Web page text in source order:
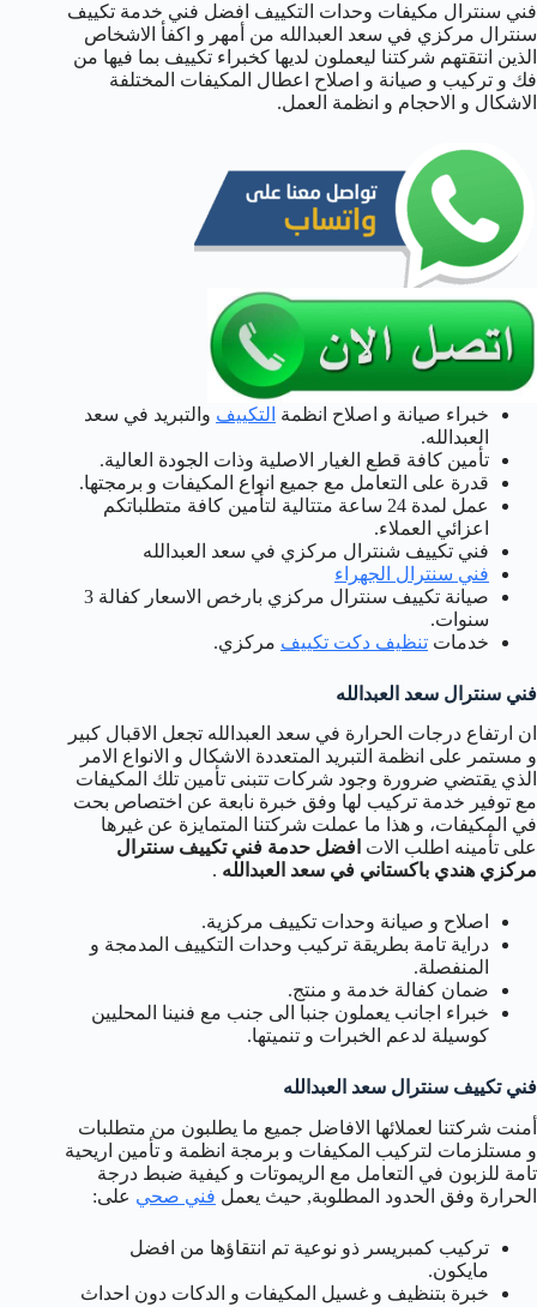
فني سنترال مكيفات وحدات التكييف افضل فني خدمة تكييف
سنترال مركزي في سعد العبدالله من أمهر و اكفأ الاشخاص
الذين انتقتهم شركتنا ليعملون لديها كخبراء تكييف بما فيها من
فك و تركيب و صيانة و اصلاح اعطال المكيفات المختلفة
الاشكال و الاحجام و انظمة العمل.
خبراء صيانة و اصلاح انظمة التكييف والتبريد في سعد
العبدالله.
تأمين كافة قطع الغيار الاصلية وذات الجودة العالية.
قدرة على التعامل مع جميع انواع المكيفات و برمجتها.
عمل لمدة 24 ساعة متتالية لتأمين كافة متطلباتكم
اعزائي العملاء.
فني تكييف شنترال مركزي في سعد العبدالله
فني سنترال الجهراء
صيانة تكييف سنترال مركزي بارخص الاسعار كفالة 3
سنوات.
خدمات تنظيف دكت تكييف مركزي.
فني سنترال سعد العبدالله
ان ارتفاع درجات الحرارة في سعد العبدالله تجعل الاقبال كبير
و مستمر على انظمة التبريد المتعددة الاشكال و الانواع الامر
الذي يقتضي ضرورة وجود شركات تتبنى تأمين تلك المكيفات
مع توفير خدمة تركيب لها وفق خبرة نابعة عن اختصاص بحت
في المكيفات، و هذا ما عملت شركتنا المتمايزة عن غيرها
على تأمينه اطلب الات افضل حدمة فني تكييف سنترال
مركزي هندي باكستاني في سعد العبدالله .
اصلاح و صيانة وحدات تكييف مركزية.
دراية تامة بطريقة تركيب وحدات التكييف المدمجة و
المنفصلة.
ضمان كفالة خدمة و منتج.
خبراء اجانب يعملون جنبا الى جنب مع فنينا المحليين
كوسيلة لدعم الخبرات و تنميتها.
فني تكييف سنترال سعد العبدالله
أمنت شركتنا لعملائها الافاضل جميع ما يطلبون من متطلبات
و مستلزمات لتركيب المكيفات و برمجة انظمة و تأمين اريحية
تامة للزبون في التعامل مع الريموتات و كيفية ضبط درجة
الحرارة وفق الحدود المطلوبة, حيث يعمل فني صحي على:
تركيب كمبريسر ذو نوعية تم انتقاؤها من افضل
مايكون.
خبرة بتنظيف و غسيل المكيفات و الدكات دون احداث